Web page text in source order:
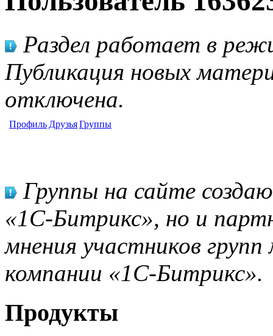
Раздел работает в
Публикация новых
отключена.
Профиль ДрузьяГруппы
Группы на сайте
«1С-Битрикс», но и
мнения участников
компании «1С-Битрикс».
Продукты